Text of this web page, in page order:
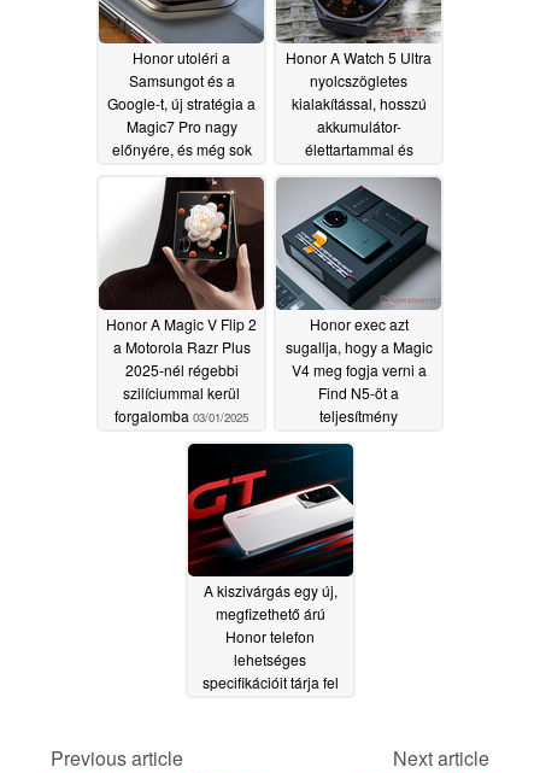
Honor utoléri a
Samsungot és a
Google-t, új stratégia a
Magic7 Pro nagy
előnyére, és még sok
03/03/2025
Honor A Watch 5 Ultra
nyolcszögletes
kialakítással, hosszú
akkumulátor-
élettartammal és
olvasással debütál
03/02/2025
Honor A Magic V Flip 2
a Motorola Razr Plus
2025-nél régebbi
szilíciummal kerül
forgalomba 03/01/2025
Honor exec azt
sugallja, hogy a Magic
V4 meg fogja verni a
Find N5-öt a
teljesítmény
A kiszivárgás egy új,
megfizethető árú
Honor telefon
lehetséges
specifikációit tárja fel
Previous article
Next article